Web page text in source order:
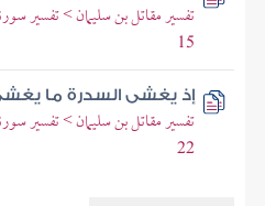
15
إذ يغشى السدرة ما
22